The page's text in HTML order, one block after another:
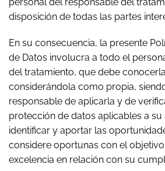
disposición de todas las partes
En su consecuencia, la presente
de Datos involucra a todo el
del tratamiento, que debe
considerándola como propia,
responsable de aplicarla y de
protección de datos aplicables a
identificar y aportar las
considere oportunas con el
excelencia en relación con su